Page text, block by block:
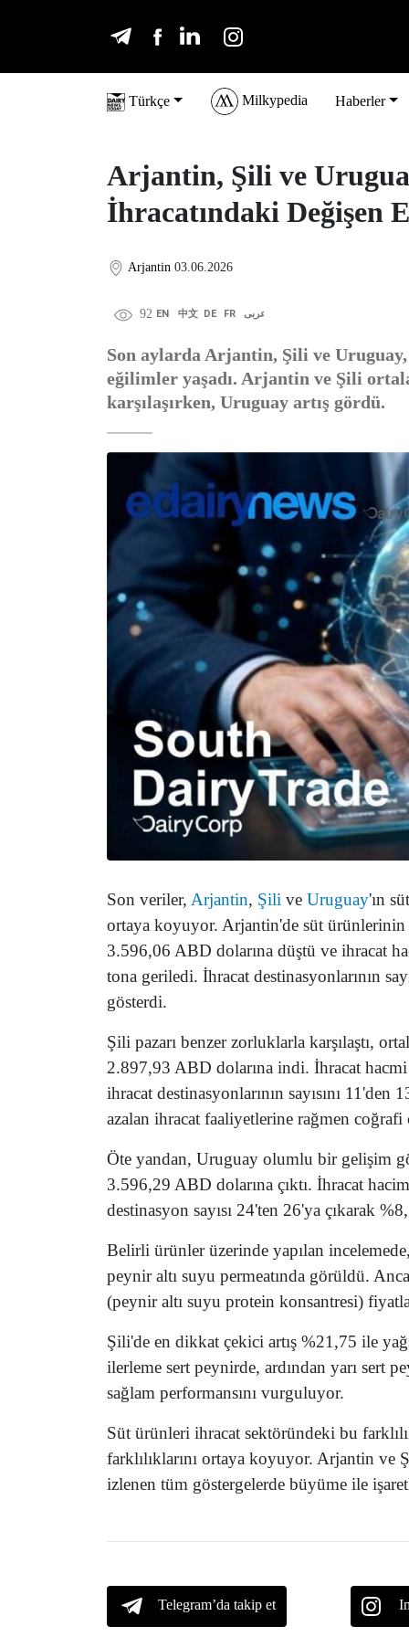
Türkçe Milkypedia Haberler
Arjantin, Şili ve
İhracatındaki Değişen
Arjantin 03.06.2026
92 EN 中文 DE FR عربى
Son aylarda Arjantin, Şili ve
eğilimler yaşadı. Arjantin ve Şili
karşılaşırken, Uruguay artış gördü.
Son veriler, Arjantin, Şili ve Uruguay'ın
ortaya koyuyor. Arjantin'de süt ürünlerinin
3.596,06 ABD dolarına düştü ve ihracat
tona geriledi. İhracat destinasyonlarının
gösterdi.
Şili pazarı benzer zorluklarla karşılaştı,
2.897,93 ABD dolarına indi. İhracat
ihracat destinasyonlarının sayısını
azalan ihracat faaliyetlerine rağmen coğrafi
Öte yandan, Uruguay olumlu bir gelişim
3.596,29 ABD dolarına çıktı. İhracat
destinasyon sayısı 24'ten 26'ya çıkarak
Belirli ürünler üzerinde yapılan
peynir altı suyu permeatında görüldü.
(peynir altı suyu protein konsantresi)
Şili'de en dikkat çekici artış %21,75 ile
ilerleme sert peynirde, ardından yarı sert
sağlam performansını vurguluyor.
Süt ürünleri ihracat sektöründeki bu
farklılıklarını ortaya koyuyor. Arjantin ve
izlenen tüm göstergelerde büyüme ile
Telegram’da takip et